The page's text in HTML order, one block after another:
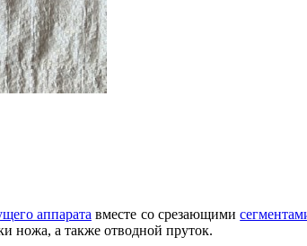
аппарата вместе со срезающими
ножа, а также отводной пруток.